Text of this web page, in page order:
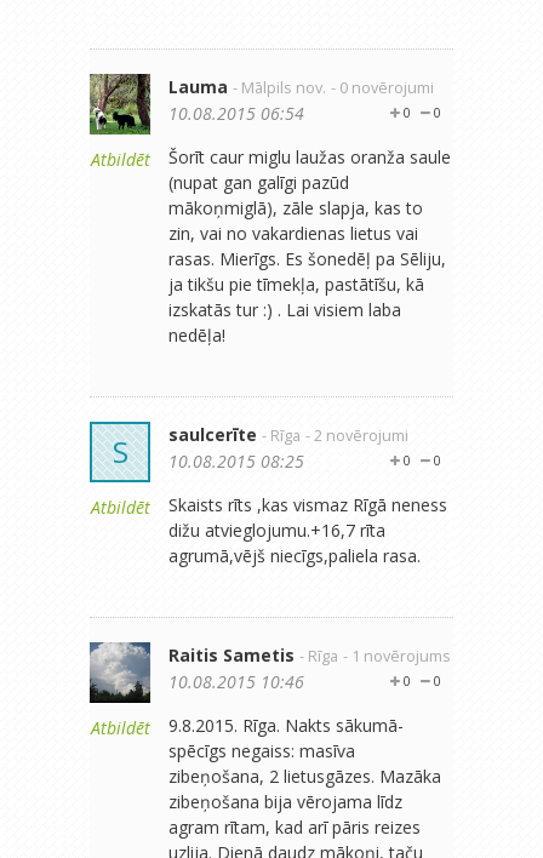
Atbildēt
Lauma - Mālpils nov. - 0 novērojumi
0
0
10.08.2015 06:54
Šorīt caur miglu laužas oranža saule
(nupat gan galīgi pazūd
mākoņmiglā), zāle slapja, kas to
zin, vai no vakardienas lietus vai
rasas. Mierīgs. Es šonedēļ pa Sēliju,
ja tikšu pie tīmekļa, pastātīšu, kā
izskatās tur :) . Lai visiem laba
nedēļa!
S
Atbildēt
saulcerīte - Rīga - 2 novērojumi
0
0
10.08.2015 08:25
Skaists rīts ,kas vismaz Rīgā neness
dižu atvieglojumu.+16,7 rīta
agrumā,vējš niecīgs,paliela rasa.
Atbildēt
Raitis Sametis - Rīga - 1 novērojums
0
0
10.08.2015 10:46
9.8.2015. Rīga. Nakts sākumā-
spēcīgs negaiss: masīva
zibeņošana, 2 lietusgāzes. Mazāka
zibeņošana bija vērojama līdz
agram rītam, kad arī pāris reizes
uzlija. Dienā daudz mākoņi, taču